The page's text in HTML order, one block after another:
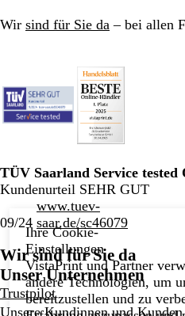
Wir sind für Sie da – bei allen
TÜV Saarland Service tested
Kundenurteil SEHR GUT
09/24
www.tuev-
saar.de/sc46079
Wir sind für Sie da
Unser Unternehmen
Trustpilot
Unsere Kundinnen und
Ihre Cookie-
Einstellungen
VistaPrint und Partner
andere Technologien, um
bereitzustellen und zu